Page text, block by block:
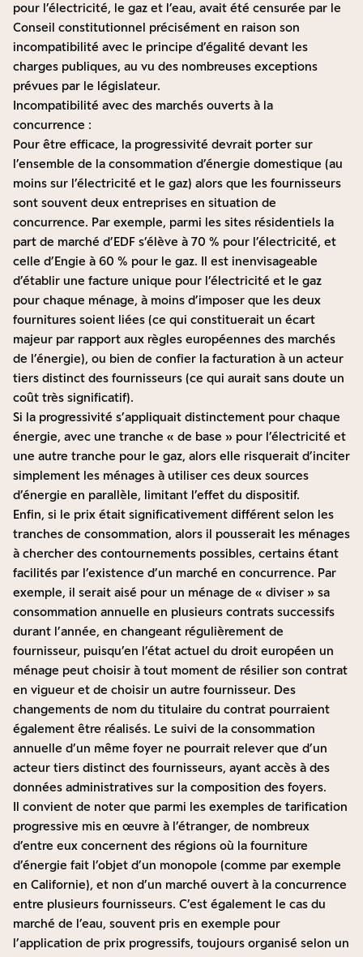
pour l’électricité, le gaz et l’eau, avait été censurée par le
Conseil constitutionnel précisément en raison son
incompatibilité avec le principe d’égalité devant les
charges publiques, au vu des nombreuses exceptions
prévues par le législateur.
Incompatibilité avec des marchés ouverts à la
concurrence :
Pour être efficace, la progressivité devrait porter sur
l’ensemble de la consommation d’énergie domestique (au
moins sur l’électricité et le gaz) alors que les fournisseurs
sont souvent deux entreprises en situation de
concurrence. Par exemple, parmi les sites résidentiels la
part de marché d’EDF s’élève à 70 % pour l’électricité, et
celle d’Engie à 60 % pour le gaz. Il est inenvisageable
d’établir une facture unique pour l’électricité et le gaz
pour chaque ménage, à moins d’imposer que les deux
fournitures soient liées (ce qui constituerait un écart
majeur par rapport aux règles européennes des marchés
de l’énergie), ou bien de confier la facturation à un acteur
tiers distinct des fournisseurs (ce qui aurait sans doute un
coût très significatif).
Si la progressivité s’appliquait distinctement pour chaque
énergie, avec une tranche « de base » pour l’électricité et
une autre tranche pour le gaz, alors elle risquerait d’inciter
simplement les ménages à utiliser ces deux sources
d’énergie en parallèle, limitant l’effet du dispositif.
Enfin, si le prix était significativement différent selon les
tranches de consommation, alors il pousserait les ménages
à chercher des contournements possibles, certains étant
facilités par l’existence d’un marché en concurrence. Par
exemple, il serait aisé pour un ménage de « diviser » sa
consommation annuelle en plusieurs contrats successifs
durant l’année, en changeant régulièrement de
fournisseur, puisqu’en l’état actuel du droit européen un
ménage peut choisir à tout moment de résilier son contrat
en vigueur et de choisir un autre fournisseur. Des
changements de nom du titulaire du contrat pourraient
également être réalisés. Le suivi de la consommation
annuelle d’un même foyer ne pourrait relever que d’un
acteur tiers distinct des fournisseurs, ayant accès à des
données administratives sur la composition des foyers.
Il convient de noter que parmi les exemples de tarification
progressive mis en œuvre à l’étranger, de nombreux
d’entre eux concernent des régions où la fourniture
d’énergie fait l’objet d’un monopole (comme par exemple
en Californie), et non d’un marché ouvert à la concurrence
entre plusieurs fournisseurs. C’est également le cas du
marché de l’eau, souvent pris en exemple pour
l’application de prix progressifs, toujours organisé selon un